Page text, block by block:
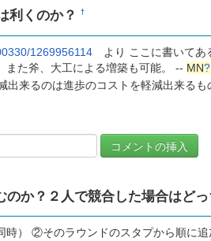
利くのか？†
1269956114 より ここに書いてあ
また斧、大工による増築も可能。 -- MN?
出来るのは進歩のコストを軽減出来る
のか？２人で競合した場合はど
） ②そのラウンドのスタプから順に追